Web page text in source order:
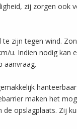
zij zorgen ook
zijn tegen wind.
u. Indien nodig kan
aanvraag.
maken het
opslagplaats. Zij